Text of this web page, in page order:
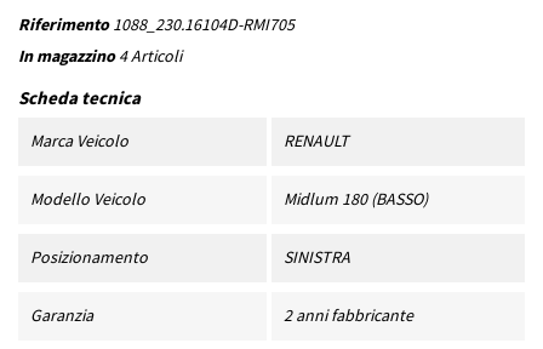
Riferimento 1088_230.16104D-RMI705
In magazzino 4 Articoli
Scheda tecnica
Marca Veicolo RENAULT
Modello Veicolo Midlum 180 (BASSO)
Posizionamento SINISTRA
Garanzia 2 anni fabbricante